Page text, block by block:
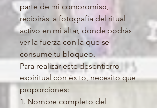
parte de mi compromiso,
recibirás la fotografía del ritual
activo en mi altar, donde podrás
ver la fuerza con la que se
consume tu bloqueo.
Para realizar este desentierro
espiritual con éxito, necesito que
proporciones:
1. Nombre completo del